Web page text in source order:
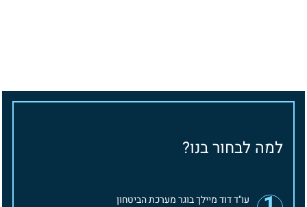
למה לבחור בנו?
עו"ד דוד מיילך בוגר מערכת הביטחון